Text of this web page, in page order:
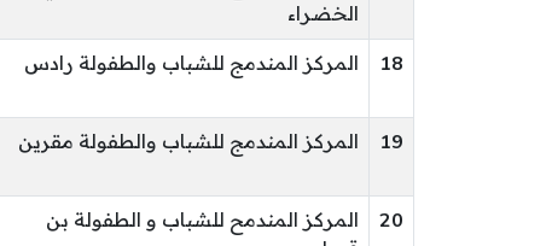
الخضراء
18 المركز المندمج للشباب والطفولة رادس
19 المركز المندمج للشباب والطفولة مقرين
20
المركز المندمح للشباب و الطفولة بن